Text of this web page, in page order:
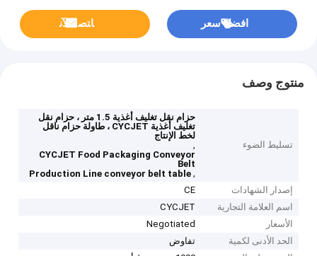
افضل سعر ﺎﺘﺼﻟ ﺍﻶﻧ
منتوج وصف
تسليط الضوء
حزام نقل تغليف أغذية 1.5 متر ، حزام نقل
تغليف أغذية CYCJET ، طاولة حزام ناقل
لخط الإنتاج
,
CYCJET Food Packaging Conveyor
Belt
,
Production Line conveyor belt table
إصدار الشهادات
CE
اسم العلامة التجارية
CYCJET
الأسعار
Negotiated
الحد الأدنى لكمية
تفاوض